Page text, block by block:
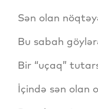
Sən olan
Bu sabah
Bir “uçaq”
İçində sən olan